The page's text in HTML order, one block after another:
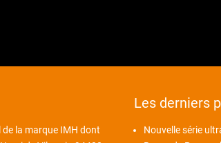
de la marque IMH dont
Les derniers
Nouvelle série